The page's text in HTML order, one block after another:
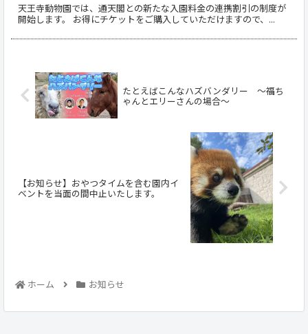
天王寺動物園では、通天閣との新たな入園料金の連携割引の制度が
開始します。 お得にチケットをご購入していただけますので、...
たとえばこんなハズバンダリー ～福ち
ゃんとエリーさんの場合～
【お知らせ】おやつタイムを含む園内イ
ベントを当面の間中止いたします。
ホーム お知らせ